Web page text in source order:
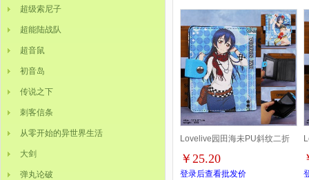
超级索尼子
超能陆战队
超音鼠
初音岛
传说之下
刺客信条
从零开始的异世界生活
大剑
弹丸论破
Lovelive园田海未PU斜纹二折
按扣短款钱包
￥25.20
登录后查看批发价